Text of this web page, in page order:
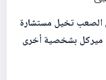
تخيل مستشارة
ميركل بشخصية أخرى